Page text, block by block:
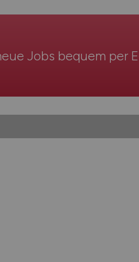
Jobs bequem per